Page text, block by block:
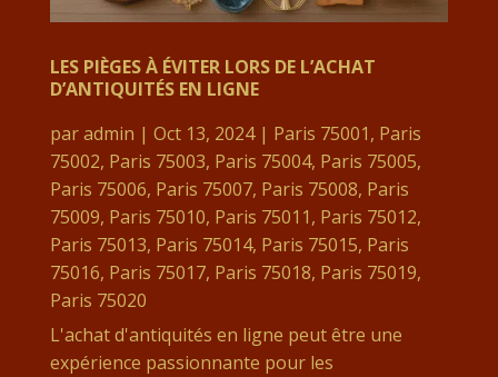
LES PIÈGES À ÉVITER LORS DE L’ACHAT
D’ANTIQUITÉS EN LIGNE
paradmin | Oct 13, 2024| Paris 75001, Paris
75002, Paris 75003, Paris 75004, Paris 75005,
Paris 75006, Paris 75007, Paris 75008, Paris
75009, Paris 75010, Paris 75011, Paris 75012,
Paris 75013, Paris 75014, Paris 75015, Paris
75016, Paris 75017, Paris 75018, Paris 75019,
Paris 75020
L'achat d'antiquités en ligne peut être une
expérience passionnante pour les